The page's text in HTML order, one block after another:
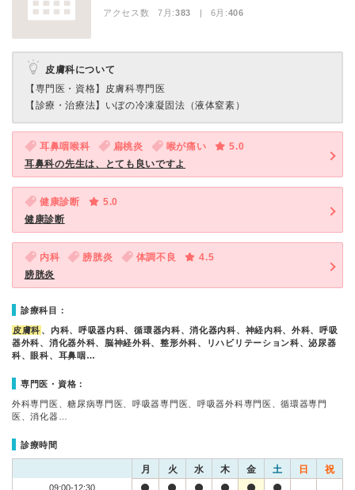
アクセス数 7月:383 | 6月:406
皮膚科について
【専門医・資格】 皮膚科専門医
【診療・治療法】 いぼの冷凍凝固法（液体窒素）
耳鼻咽喉科 扁桃炎 喉が痛い
5.0
耳鼻科の先生は、とても良いですよ
健康診断
5.0
健康診断
内科 膀胱炎 体調不良
4.5
膀胱炎
診療科目：
皮膚科 、内科、呼吸器内科、循環器内科、消化器内科、神経内科、外科、呼吸
器外科、消化器外科、脳神経外科、整形外科、リハビリテーション科、泌尿器
科、眼科、耳鼻咽…
専門医・資格：
外科専門医、糖尿病専門医、呼吸器専門医、呼吸器外科専門医、循環器専門
医、消化器…
診療時間
月 火 水 木 金 土 日 祝
09:00-12:30